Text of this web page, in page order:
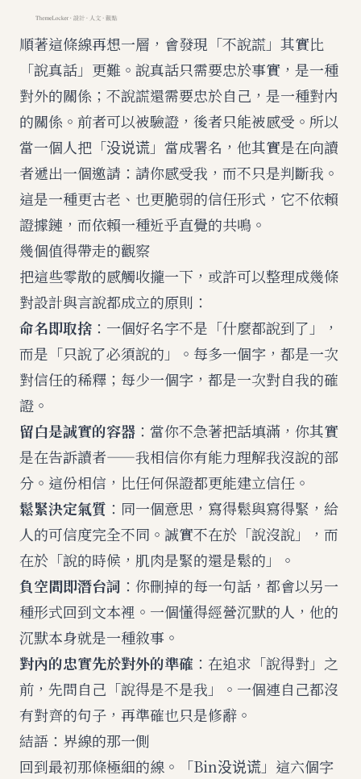
順著這條線再想一層，會發現「不說謊」其實比
「說真話」更難。說真話只需要忠於事實，是一種
對外的關係；不說謊還需要忠於自己，是一種對內
的關係。前者可以被驗證，後者只能被感受。所以
當一個人把「没说谎」當成署名，他其實是在向讀
者遞出一個邀請：請你感受我，而不只是判斷我。
這是一種更古老、也更脆弱的信任形式，它不依賴
證據鏈，而依賴一種近乎直覺的共鳴。
幾個值得帶走的觀察
把這些零散的感觸收攏一下，或許可以整理成幾條
對設計與言說都成立的原則：
命名即取捨 ：一個好名字不是「什麼都說到了」，
而是「只說了必須說的」。每多一個字，都是一次
對信任的稀釋；每少一個字，都是一次對自我的確
證。
留白是誠實的容器 ：當你不急著把話填滿，你其實
是在告訴讀者——我相信你有能力理解我沒說的部
分。這份相信，比任何保證都更能建立信任。
鬆緊決定氣質 ：同一個意思，寫得鬆與寫得緊，給
人的可信度完全不同。誠實不在於「說沒說」，而
在於「說的時候，肌肉是緊的還是鬆的」。
負空間即潛台詞 ：你刪掉的每一句話，都會以另一
種形式回到文本裡。一個懂得經營沉默的人，他的
沉默本身就是一種敘事。
對內的忠實先於對外的準確 ：在追求「說得對」之
前，先問自己「說得是不是我」。一個連自己都沒
有對齊的句子，再準確也只是修辭。
結語：界線的那一側
回到最初那條極細的線。「Bin没说谎」這六個字